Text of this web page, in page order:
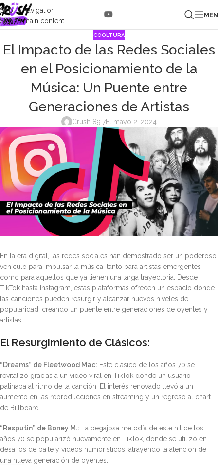
Skip to navigation
Skip to main content
COOLTURA
El Impacto de las Redes Sociales
en el Posicionamiento de la
Música: Un Puente entre
Generaciones de Artistas
Crush 89.7El mayo 2, 2024
En la era digital, las redes sociales han demostrado ser un poderoso
vehículo para impulsar la música, tanto para artistas emergentes
como para aquellos que ya tienen una larga trayectoria. Desde
TikTok hasta Instagram, estas plataformas ofrecen un espacio donde
las canciones pueden resurgir y alcanzar nuevos niveles de
popularidad, creando un puente entre generaciones de oyentes y
artistas.
El Resurgimiento de Clásicos:
“Dreams” de Fleetwood Mac: Este clásico de los años 70 se
revitalizó gracias a un video viral en TikTok donde un usuario
patinaba al ritmo de la canción. El interés renovado llevó a un
aumento en las reproducciones en streaming y un regreso al chart
de Billboard.
“Rasputin” de Boney M.: La pegajosa melodía de este hit de los
años 70 se popularizó nuevamente en TikTok, donde se utilizó en
desafíos de baile y videos humorísticos, atrayendo la atención de
una nueva generación de oyentes.